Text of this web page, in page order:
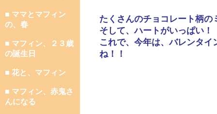
■ ママとマフィン
の、春
■ マフィン、２３歳
の誕生日
■ 花と、マフィン
■ マフィン、赤鬼さ
んになる
たくさんのチョコレート柄の
そして、ハートがいっぱい！
これで、今年は、バレンタ
ね！！